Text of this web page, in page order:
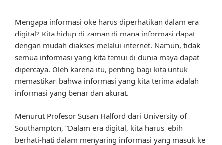
Mengapa informasi oke harus diperhatikan dalam era
digital? Kita hidup di zaman di mana informasi dapat
dengan mudah diakses melalui internet. Namun, tidak
semua informasi yang kita temui di dunia maya dapat
dipercaya. Oleh karena itu, penting bagi kita untuk
memastikan bahwa informasi yang kita terima adalah
informasi yang benar dan akurat.
Menurut Profesor Susan Halford dari University of
Southampton, “Dalam era digital, kita harus lebih
berhati-hati dalam menyaring informasi yang masuk ke